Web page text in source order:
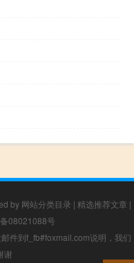
by 网站分类目录 | 精选推荐文章 |
08021088号
件到f_fb#foxmail.com说明，我们
谢